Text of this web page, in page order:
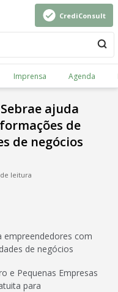
CrediConsult
Imprensa Agenda
ajuda
de
de negócios
leitura
empreendedores com
de negócios
e Pequenas Empresas
para